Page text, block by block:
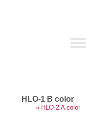
HLO-1 B color
» HLO-2 A color